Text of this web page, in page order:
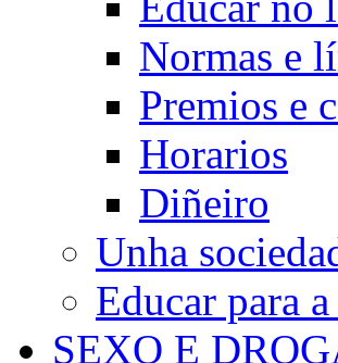
Normas e
Premios e
Horarios
Diñeiro
Unha
Educar para
SEXO E